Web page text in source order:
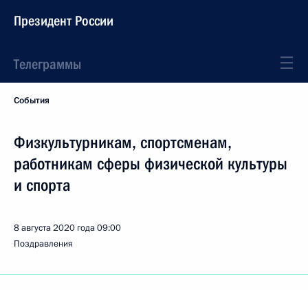
Президент России
Телеграммы
События
Физкультурникам, спортсменам,
работникам сферы физической культуры
и спорта
8 августа 2020 года09:00
Поздравления